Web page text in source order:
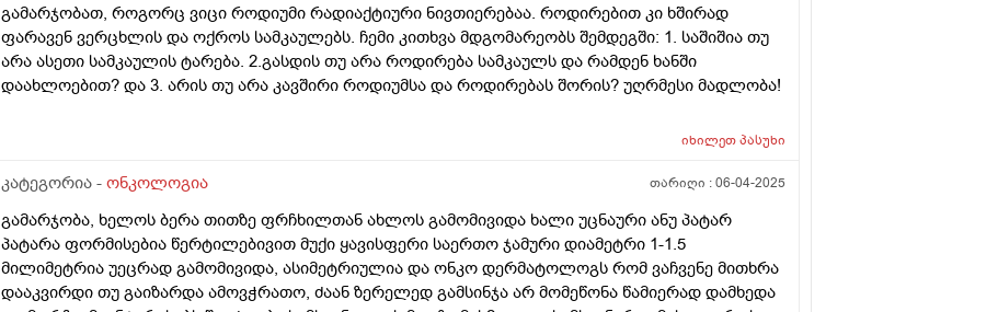
გამარჯობათ, როგორც ვიცი როდიუმი რადიაქტიური ნივთიერებაა. როდირებით კი ხშირად
ფარავენ ვერცხლის და ოქროს სამკაულებს. ჩემი კითხვა მდგომარეობს შემდეგში: 1. საშიშია თუ
არა ასეთი სამკაულის ტარება. 2.გასდის თუ არა როდირება სამკაულს და რამდენ ხანში
დაახლოებით? და 3. არის თუ არა კავშირი როდიუმსა და როდირებას შორის? უღრმესი მადლობა!
იხილეთპასუხი
კატეგორია - ონკოლოგია თარიღი :06-04-2025
გამარჯობა, ხელოს ბერა თითზე ფრჩხილთან ახლოს გამომივიდა ხალი უცნაური ანუ პატარ
პატარა ფორმისებია წერტილებივით მუქი ყავისფერი საერთო ჯამური დიამეტრი 1-1.5
მილიმეტრია უეცრად გამომივიდა, ასიმეტრიულია და ონკო დერმატოლოგს რომ ვაჩვენე მითხრა
დააკვირდი თუ გაიზარდა ამოვჭრათო, ძაან ზერელედ გამსინჯა არ მომეწონა წამიერად დამხედა